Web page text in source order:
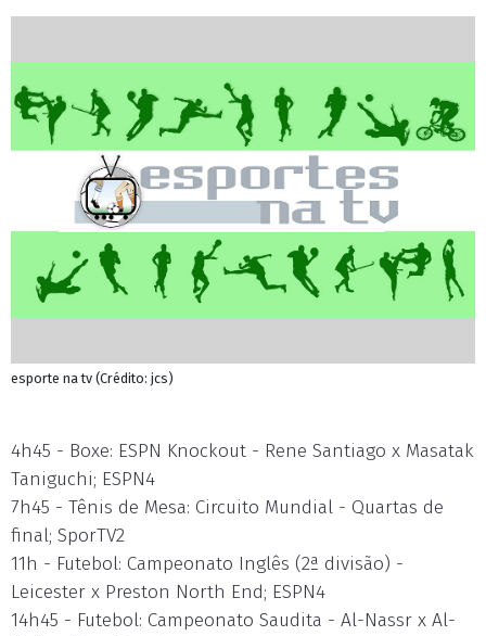
esporte na tv (Crédito: jcs)
4h45 - Boxe: ESPN Knockout - Rene Santiago x Masatak
Taniguchi; ESPN4
7h45 - Tênis de Mesa: Circuito Mundial - Quartas de
final; SporTV2
11h - Futebol: Campeonato Inglês (2ª divisão) -
Leicester x Preston North End; ESPN4
14h45 - Futebol: Campeonato Saudita - Al-Nassr x Al-